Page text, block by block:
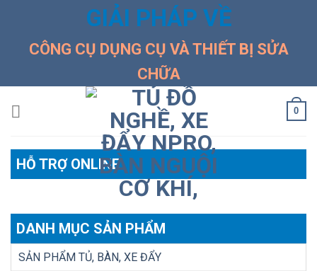
content
GIẢI PHÁP VỀ
CÔNG CỤ DỤNG CỤ VÀ THIẾT BỊ SỬA
CHỮA
0
HỖ TRỢ ONLINE
DANH MỤC SẢN PHẨM
SẢN PHẨM TỦ, BÀN, XE ĐẨY